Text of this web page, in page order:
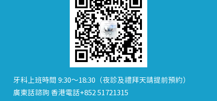
牙科上班時間 9:30～18:30（夜診及禮拜天請提前預約）
廣東話諮詢 香港電話+852 51721315